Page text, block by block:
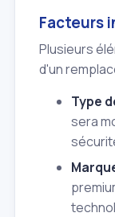
Facteurs
Plusieurs
d'un
Type
sera